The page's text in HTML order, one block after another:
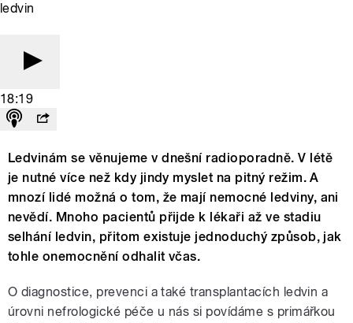
ledvin
18:19
Ledvinám se věnujeme v dnešní radioporadně. V létě
je nutné více než kdy jindy myslet na pitný režim. A
mnozí lidé možná o tom, že mají nemocné ledviny, ani
nevědí. Mnoho pacientů přijde k lékaři až ve stadiu
selhání ledvin, přitom existuje jednoduchý způsob, jak
tohle onemocnění odhalit včas.
O diagnostice, prevenci a také transplantacích ledvin a
úrovni nefrologické péče u nás si povídáme s primářkou